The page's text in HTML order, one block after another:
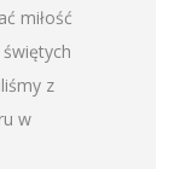
miłość
z
w